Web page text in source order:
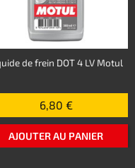
de frein DOT 4 LV Motul
6,80 €
AJOUTER AU PANIER